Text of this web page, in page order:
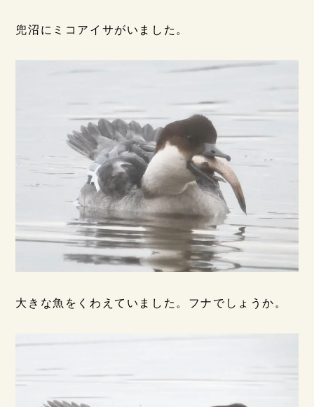
兜沼にミコアイサがいました。
大きな魚をくわえていました。フナでしょうか。